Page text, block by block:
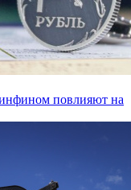
повлияют на